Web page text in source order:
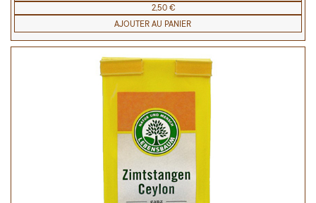
2,50 €
AJOUTER AU PANIER